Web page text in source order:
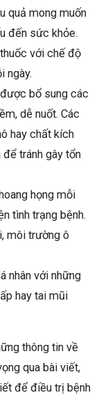
quả mong muốn
đến sức khỏe.
với chế độ
ngày.
bổ sung các
dễ nuốt. Các
hay chất kích
tránh gây tổn
họng mỗi
tình trạng bệnh.
môi trường ô
nhân với những
hay tai mũi
thông tin về
qua bài viết,
để điều trị bệnh